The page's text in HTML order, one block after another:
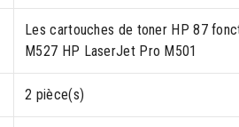
Les cartouches de toner HP 87
M527 HP LaserJet Pro M501
2 pièce(s)